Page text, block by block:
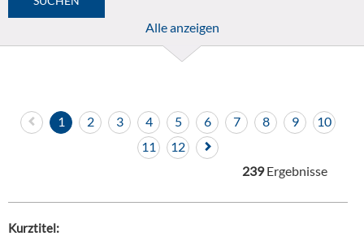
Alle anzeigen
1 2 3 4 5 6 7 8 9
10
11
12
239Ergebnisse
Kurztitel: